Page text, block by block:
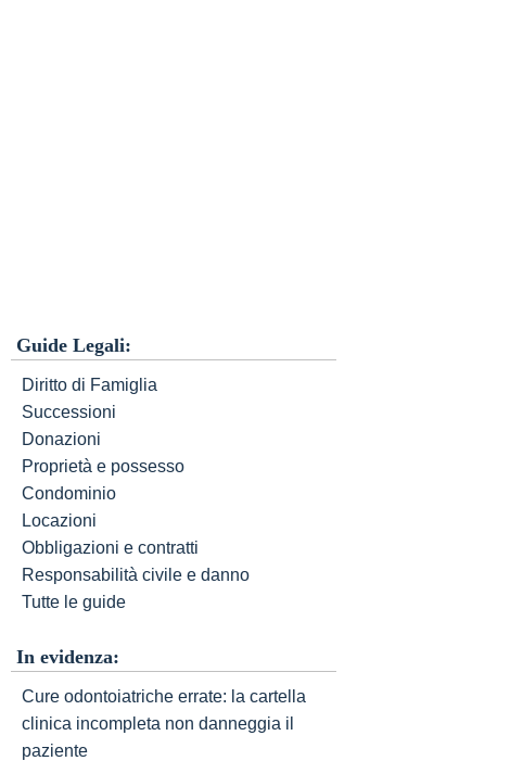
Guide Legali:
Diritto di Famiglia
Successioni
Donazioni
Proprietà e possesso
Condominio
Locazioni
Obbligazioni e contratti
Responsabilità civile e danno
Tutte le guide
In evidenza:
Cure odontoiatriche errate: la cartella
clinica incompleta non danneggia il
paziente